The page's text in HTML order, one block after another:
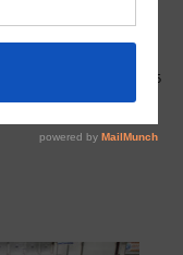
interação
155